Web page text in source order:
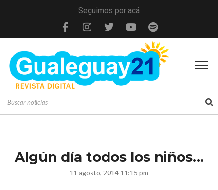
Seguimos por acá
Algún día todos los niños…
11 agosto, 2014 11:15 pm